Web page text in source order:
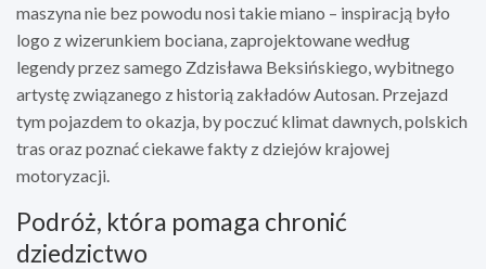
maszyna nie bez powodu nosi takie miano – inspiracją było
logo z wizerunkiem bociana, zaprojektowane według
legendy przez samego Zdzisława Beksińskiego, wybitnego
artystę związanego z historią zakładów Autosan. Przejazd
tym pojazdem to okazja, by poczuć klimat dawnych, polskich
tras oraz poznać ciekawe fakty z dziejów krajowej
motoryzacji.
Podróż, która pomaga chronić
dziedzictwo